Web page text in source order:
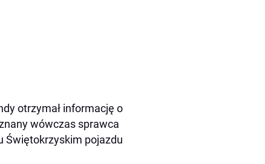
otrzymał informację o
wówczas sprawca
Świętokrzyskim pojazdu